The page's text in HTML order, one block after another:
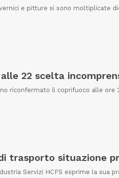
e pitture si sono moltiplicate
22 scelta
riconfermato il coprifuoco alle
trasporto situazione
Servizi HCFS esprime la sua